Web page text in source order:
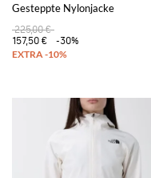
Gesteppte Nylonjacke
225,00 €
157,50 €
-30%